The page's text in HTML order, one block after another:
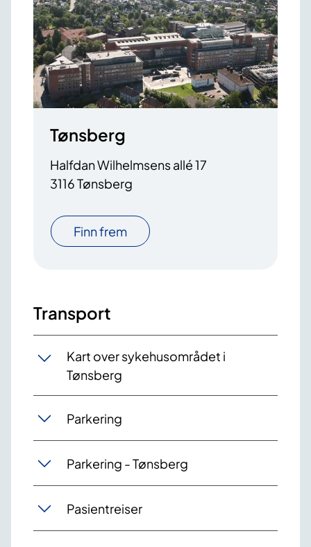
Tønsberg
Halfdan Wilhelmsens allé 17
3116 Tønsberg
Finn frem
Transport
Kart over sykehusområdet i
Tønsberg
Parkering
Parkering - Tønsberg
Pasientreiser